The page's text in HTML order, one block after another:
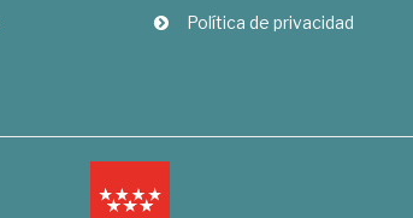
Política de privacidad